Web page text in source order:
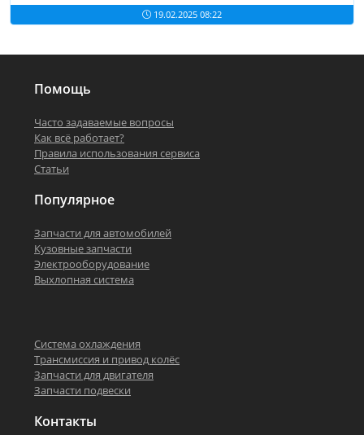
19.02.2025 08:22
Помощь
Часто задаваемые вопросы
Как всё работает?
Правила использования сервиса
Статьи
Популярное
Запчасти для автомобилей
Кузовные запчасти
Электрооборудование
Выхлопная система
Система охлаждения
Трансмиссия и привод колёс
Запчасти для двигателя
Запчасти подвески
Контакты